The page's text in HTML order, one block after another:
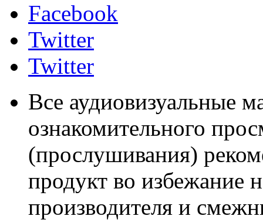
Facebook
Twitter
Twitter
Все аудиовизуальные
ознакомительного
(прослушивания)
продукт во избежание
производителя и